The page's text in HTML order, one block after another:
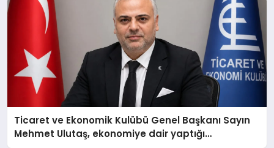
Ticaret ve Ekonomik Kulübü Genel Başkanı Sayın
Mehmet Ulutaş, ekonomiye dair yaptığı